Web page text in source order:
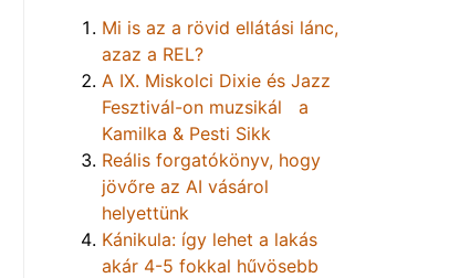
Mi is az a rövid ellátási lánc,
azaz a REL?
A IX. Miskolci Dixie és Jazz
Fesztivál-on muzsikál a
Kamilka & Pesti Sikk
Reális forgatókönyv, hogy
jövőre az AI vásárol
helyettünk
Kánikula: így lehet a lakás
akár 4-5 fokkal hűvösebb